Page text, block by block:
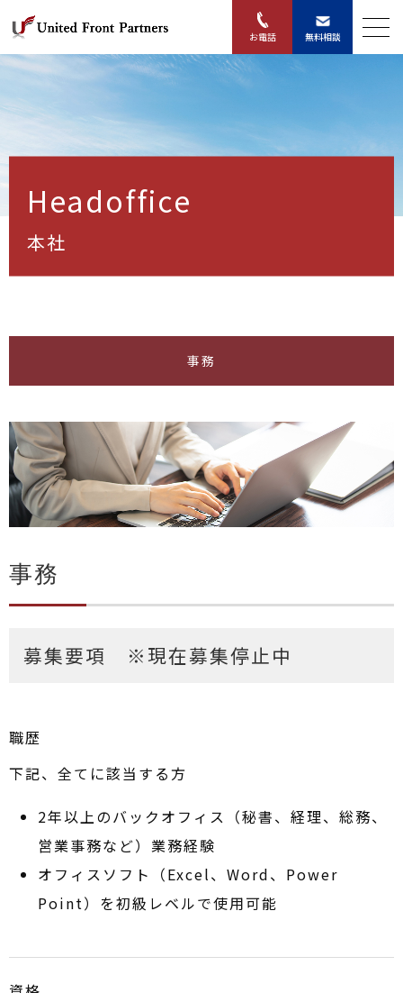
お電話 無料相談
Headoffice
本社
事務
事務
募集要項 ※現在募集停止中
職歴
下記、全てに該当する方
2年以上のバックオフィス（秘書、経理、総務、
営業事務など）業務経験
オフィスソフト（Excel、Word、Power
Point）を初級レベルで使用可能